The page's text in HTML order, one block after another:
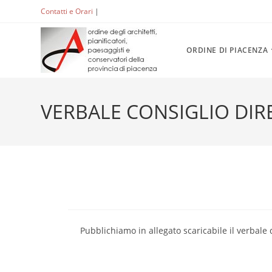
Contatti e Orari |
ORDINE DI PIACENZA
VERBALE CONSIGLIO
Pubblichiamo in allegato scaricabile il verbale